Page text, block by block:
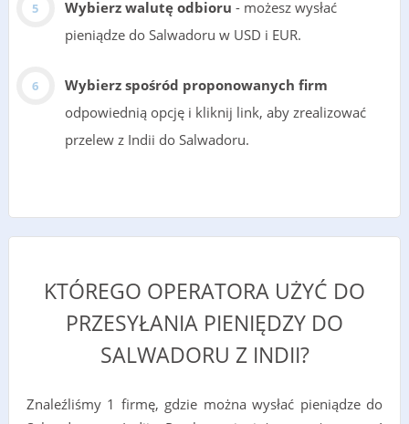
Wybierz walutę odbioru - możesz wysłać
pieniądze do Salwadoru w USD i EUR.
Wybierz spośród proponowanych firm
odpowiednią opcję i kliknij link, aby zrealizować
przelew z Indii do Salwadoru.
KTÓREGO OPERATORA UŻYĆ DO
PRZESYŁANIA PIENIĘDZY DO
SALWADORU Z INDII?
Znaleźliśmy 1 firmę, gdzie można wysłać pieniądze do